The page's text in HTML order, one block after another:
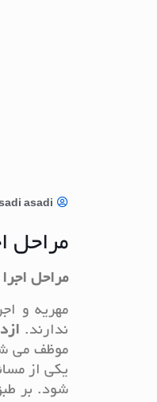
asadi
مراحل
مراحل
مهریه و
ندارند.
موظف می
یکی از
شود. بر